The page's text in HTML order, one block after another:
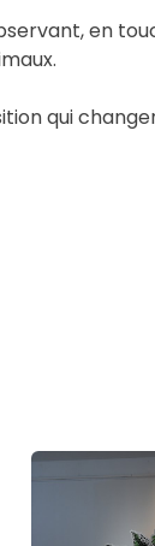
en
qui